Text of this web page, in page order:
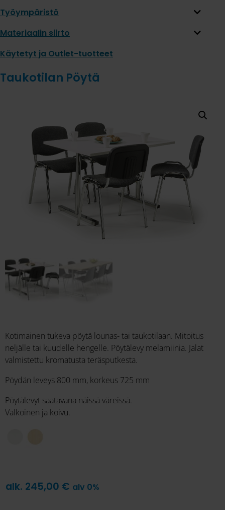
Työympäristö
Materiaalin siirto
Käytetyt ja Outlet-tuotteet
Taukotilan Pöytä
Kotimainen tukeva pöytä lounas- tai taukotilaan. Mitoitus
neljälle tai kuudelle hengelle. Pöytälevy melamiinia. Jalat
valmistettu kromatusta teräsputkesta.
Pöydän leveys 800 mm, korkeus 725 mm
Pöytälevyt saatavana näissä väreissä.
Valkoinen ja koivu.
alk. 245,00 € alv 0%